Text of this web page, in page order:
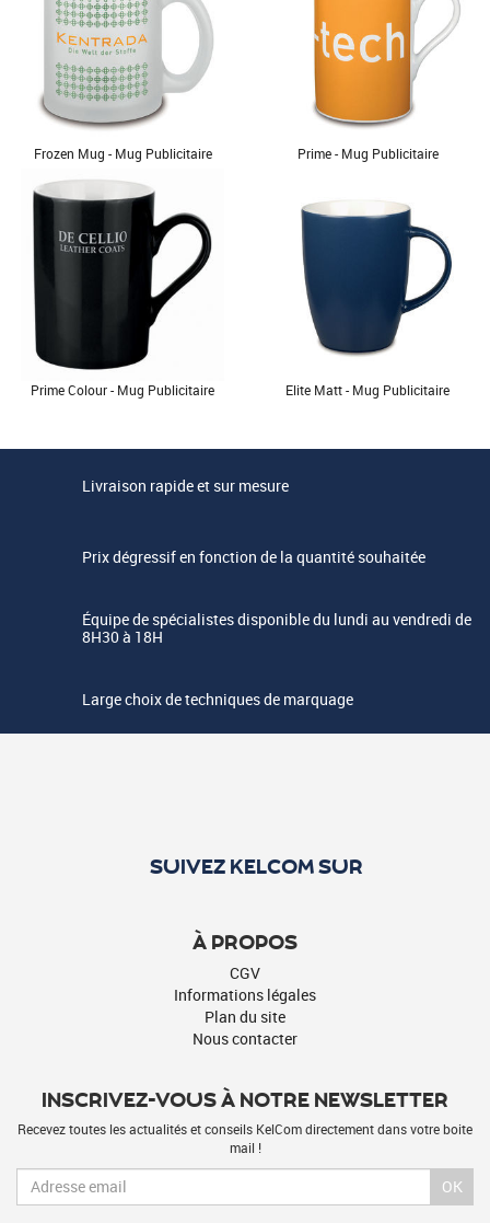
Frozen Mug - Mug Publicitaire Prime - Mug Publicitaire
Prime Colour - Mug Publicitaire Elite Matt - Mug Publicitaire
Livraison rapide et sur mesure
Prix dégressif en fonction de la quantité souhaitée
Équipe de spécialistes disponible du lundi au vendredi de
8H30 à 18H
Large choix de techniques de marquage
SUIVEZ KELCOM SUR
À PROPOS
CGV
Informations légales
Plan du site
Nous contacter
INSCRIVEZ-VOUS À NOTRE NEWSLETTER
Recevez toutes les actualités et conseils KelCom directement dans votre boite
mail !
OK